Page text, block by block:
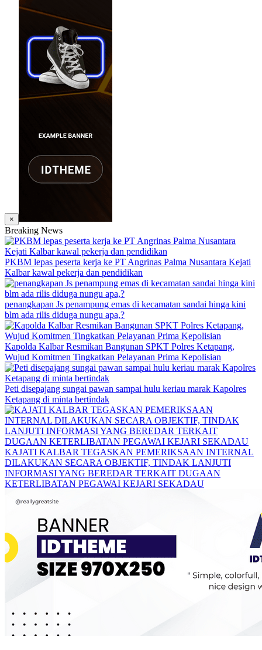
×
Breaking News
PKBM lepas peserta kerja ke PT Angrinas Palma Nusantara Kejati
Kalbar kawal pekerja dan pendidikan
penangkapan Js penampung emas di kecamatan sandai hinga kini
blm ada rilis diduga nungu apa,?
Kapolda Kalbar Resmikan Bangunan SPKT Polres Ketapang,
Wujud Komitmen Tingkatkan Pelayanan Prima Kepolisian
Peti disepajang sungai pawan sampai hulu keriau marak Kapolres
Ketapang di minta bertindak
KAJATI KALBAR TEGASKAN PEMERIKSAAN INTERNAL
DILAKUKAN SECARA OBJEKTIF, TINDAK LANJUTI
INFORMASI YANG BEREDAR TERKAIT DUGAAN
KETERLIBATAN PEGAWAI KEJARI SEKADAU